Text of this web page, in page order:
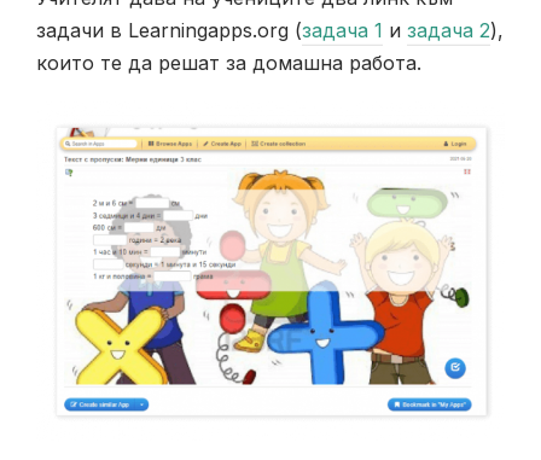
задачи в Learningapps.org (задача 1 и задача 2),
които те да решат за домашна работа.